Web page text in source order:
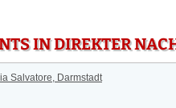
IN DIREKTER
Salvatore, Darmstadt